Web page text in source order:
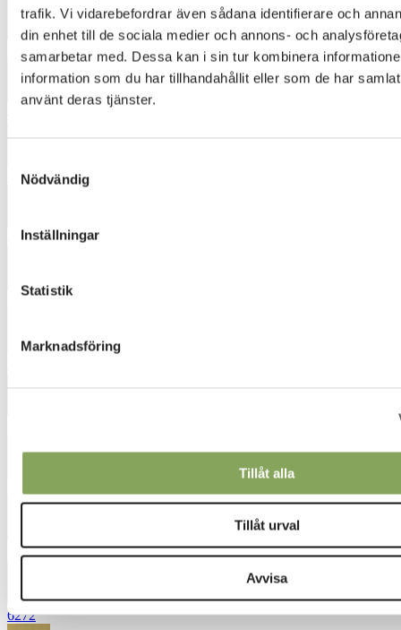
trafik. Vi vidarebefordrar även sådana identifierare och
din enhet till de sociala medier och annons- och
samarbetar med. Dessa kan i sin tur kombinera
information som du har tillhandahållit eller som de har
använt deras tjänster.
Nödvändig
Inställningar
Statistik
Marknadsföring
Tillåt alla
Tillåt urval
Avvisa
3872
4433
4454
6133
6231
6272